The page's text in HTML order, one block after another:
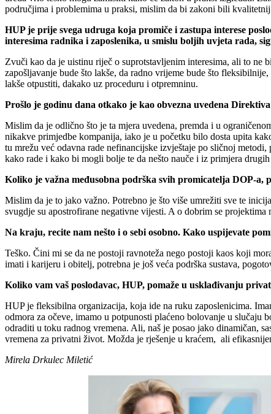
područjima i problemima u praksi, mislim da bi zakoni bili
HUP je prije svega udruga koja promiče i zastupa interese
interesima radnika i zaposlenika, u smislu boljih uvjeta rada,
Zvuči kao da je uistinu riječ o suprotstavljenim interesima, ali to
zapošljavanje bude što lakše, da radno vrijeme bude što
lakše otpustiti, dakako uz proceduru i otpremninu.
Prošlo je godinu dana otkako je kao obvezna uvedena
Mislim da je odlično što je ta mjera uvedena, premda i u
nikakve primjedbe kompanija, iako je u početku bilo dosta upita
tu mrežu već odavna rade nefinancijske izvještaje po sličnoj
kako rade i kako bi mogli bolje te da nešto nauče i iz primjera
Koliko je važna međusobna podrška svih promicatelja DOP-a,
Mislim da je to jako važno. Potrebno je što više umrežiti sve te
svugdje su apostrofirane negativne vijesti. A o dobrim se
Na kraju, recite nam nešto i o sebi osobno. Kako uspijevate
Teško. Čini mi se da ne postoji ravnoteža nego postoji kaos koji
imati i karijeru i obitelj, potrebna je još veća podrška sustava,
Koliko vam vaš poslodavac, HUP, pomaže u usklađivanju
HUP je fleksibilna organizacija, koja ide na ruku zaposlenicima.
odmora za očeve, imamo u potpunosti plaćeno bolovanje u
odraditi u toku radnog vremena. Ali, naš je posao jako dinamičan,
vremena za privatni život. Možda je rješenje u kraćem, ali
Mirela Drkulec Miletić